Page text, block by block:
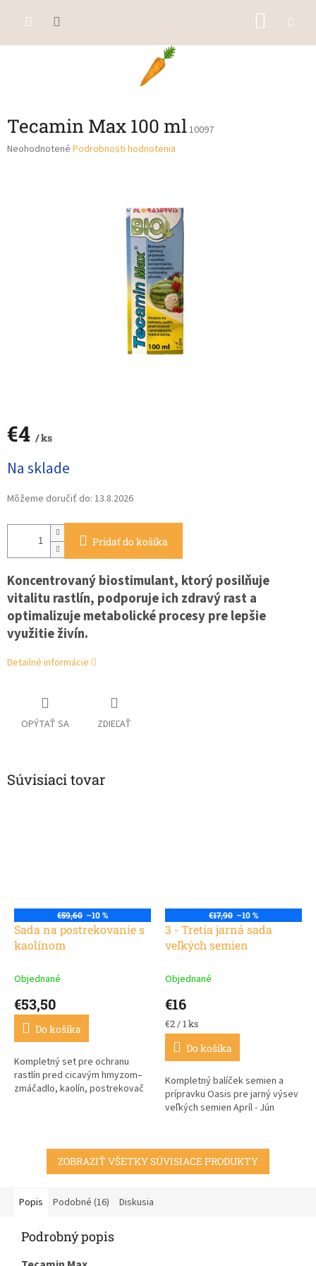
Tecamin Max 100 ml10097
Priemerné
Neohodnotené Podrobnosti hodnotenia
€4 / ks
cena:
Na sklade
Môžeme doručiť do: 13.8.2026
Pridať do košíka
Koncentrovaný biostimulant, ktorý posilňuje
vitalitu rastlín, podporuje ich zdravý rast a
optimalizuje metabolické procesy pre lepšie
využitie živín.
Detailné informácie
OPÝTAŤ SA ZDIEĽAŤ
Súvisiaci tovar
€59,60 –10 %
Sada na postrekovanie s
kaolínom
Objednané
€53,50
Do košíka
Kompletný set pre ochranu
rastlín pred cicavým hmyzom–
zmáčadlo, kaolín, postrekovač
€17,90 –10 %
3 - Tretia jarná sada
veľkých semien
Objednané
€16
Jednotková
cena:
€2 / 1 ks
Do košíka
Kompletný balíček semien a
prípravku Oasis pre jarný výsev
veľkých semien Apríl - Jún
ZOBRAZIŤ VŠETKY SÚVISIACE PRODUKTY
Popis Podobné (16) Diskusia
Podrobný popis